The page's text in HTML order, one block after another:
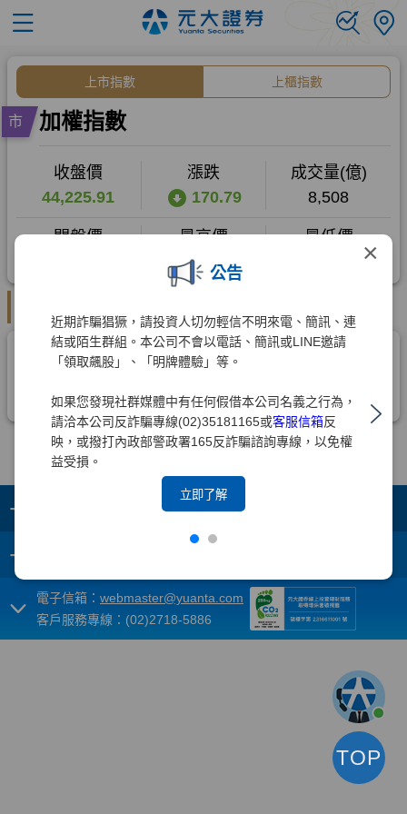
×
公告
近期詐騙猖獗，請投資人切勿輕信不明來電、簡訊、連
結或陌生群組。本公司不會以電話、簡訊或LINE邀請
「領取飆股」、「明牌體驗」等。
如果您發現社群媒體中有任何假借本公司名義之行為，
請洽本公司反詐騙專線(02)35181165或客服信箱反
映，或撥打內政部警政署165反詐騙諮詢專線，以免權
益受損。
立即了解
+
+
電子信箱： webmaster@yuanta.com
客戶服務專線：(02)2718-5886
TOP